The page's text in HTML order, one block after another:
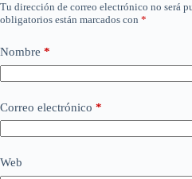
Tu dirección de correo electrónico no será
obligatorios están marcados con *
Nombre *
Correo electrónico *
Web